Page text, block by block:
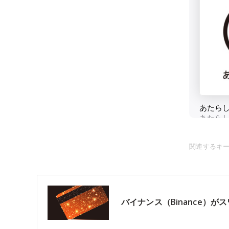
関連するキ
バイナンス（Binance）が